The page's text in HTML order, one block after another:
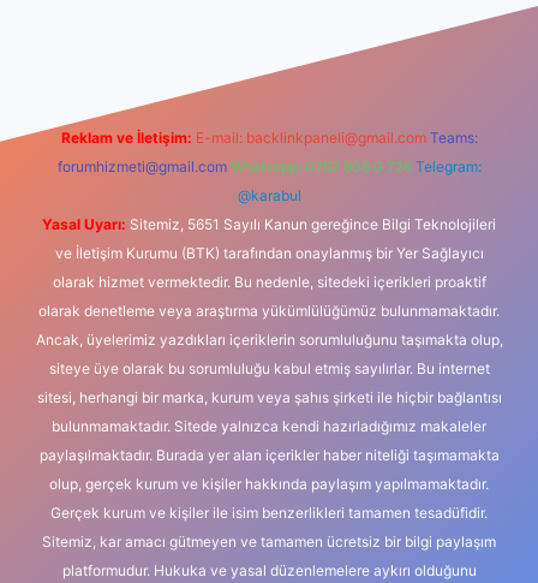
Reklam ve İletişim: E-mail: backlinkpaneli@gmail.com Teams:
forumhizmeti@gmail.com Whatsapp: 0262 606 0 726 Telegram:
@karabul
Yasal Uyarı: Sitemiz, 5651 Sayılı Kanun gereğince Bilgi Teknolojileri
ve İletişim Kurumu (BTK) tarafından onaylanmış bir Yer Sağlayıcı
olarak hizmet vermektedir. Bu nedenle, sitedeki içerikleri proaktif
olarak denetleme veya araştırma yükümlülüğümüz bulunmamaktadır.
Ancak, üyelerimiz yazdıkları içeriklerin sorumluluğunu taşımakta olup,
siteye üye olarak bu sorumluluğu kabul etmiş sayılırlar. Bu internet
sitesi, herhangi bir marka, kurum veya şahıs şirketi ile hiçbir bağlantısı
bulunmamaktadır. Sitede yalnızca kendi hazırladığımız makaleler
paylaşılmaktadır. Burada yer alan içerikler haber niteliği taşımamakta
olup, gerçek kurum ve kişiler hakkında paylaşım yapılmamaktadır.
Gerçek kurum ve kişiler ile isim benzerlikleri tamamen tesadüfidir.
Sitemiz, kar amacı gütmeyen ve tamamen ücretsiz bir bilgi paylaşım
platformudur. Hukuka ve yasal düzenlemelere aykırı olduğunu